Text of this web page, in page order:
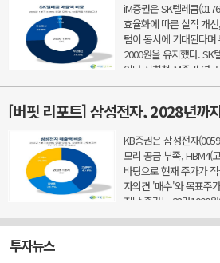
iM증권은 SK텔레콤
효율화에 따른 실적 개
텀이 동시에 기대된다며
2000원을 유지했다. SK
이다.신희철 iM증권 연
은 4조3591억원, 영업
KB증권은 삼성전자
모리 공급 부족, HBM4(
바탕으로 현재 주가가
자의견 '매수'와 목표주
지난 종가는 23만1000
만간 발표될 것으로 예
투자뉴스